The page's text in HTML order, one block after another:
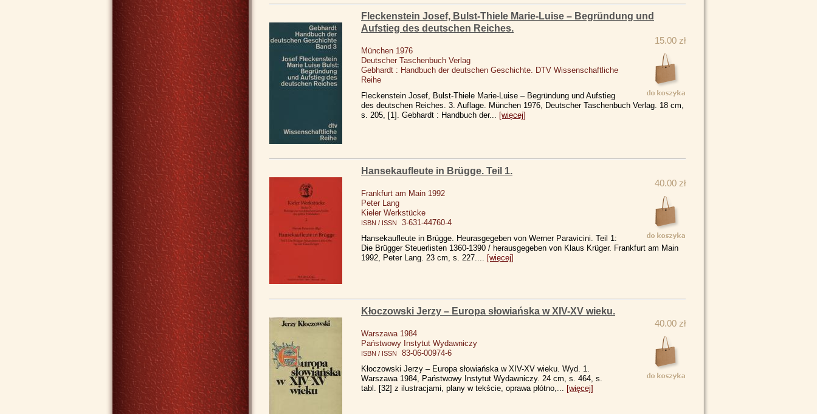
Fleckenstein Josef, Bulst-Thiele Marie-Luise – Begründung und
Aufstieg des deutschen Reiches.
15.00 zł
München 1976
Deutscher Taschenbuch Verlag
Gebhardt : Handbuch der deutschen Geschichte. DTV Wissenschaftliche
Reihe
Fleckenstein Josef, Bulst-Thiele Marie-Luise – Begründung und Aufstieg
des deutschen Reiches. 3. Auflage. München 1976, Deutscher Taschenbuch Verlag. 18 cm,
s. 205, [1]. Gebhardt : Handbuch der... [więcej]
Hansekaufleute in Brügge. Teil 1.
40.00 zł
Frankfurt am Main 1992
Peter Lang
Kieler Werkstücke
ISBN / ISSN
3-631-44760-4
Hansekaufleute in Brügge. Heurasgegeben von Werner Paravicini. Teil 1:
Die Brügger Steuerlisten 1360-1390 / herausgegeben von Klaus Krüger. Frankfurt am Main
1992, Peter Lang. 23 cm, s. 227.... [więcej]
Kłoczowski Jerzy – Europa słowiańska w XIV-XV wieku.
40.00 zł
Warszawa 1984
Państwowy Instytut Wydawniczy
ISBN / ISSN
83-06-00974-6
Kłoczowski Jerzy – Europa słowiańska w XIV-XV wieku. Wyd. 1.
Warszawa 1984, Państwowy Instytut Wydawniczy. 24 cm, s. 464, s.
tabl. [32] z ilustracjami, plany w tekście, oprawa płótno,... [więcej]